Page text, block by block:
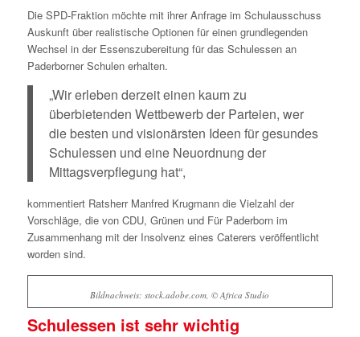
Die SPD-Fraktion möchte mit ihrer Anfrage im Schulausschuss
Auskunft über realistische Optionen für einen grundlegenden
Wechsel in der Essenszubereitung für das Schulessen an
Paderborner Schulen erhalten.
„Wir erleben derzeit einen kaum zu
überbietenden Wettbewerb der Parteien, wer
die besten und visionärsten Ideen für gesundes
Schulessen und eine Neuordnung der
Mittagsverpflegung hat“,
kommentiert Ratsherr Manfred Krugmann die Vielzahl der
Vorschläge, die von CDU, Grünen und Für Paderborn im
Zusammenhang mit der Insolvenz eines Caterers veröffentlicht
worden sind.
Bildnachweis: stock.adobe.com, © Africa Studio
Schulessen ist sehr wichtig